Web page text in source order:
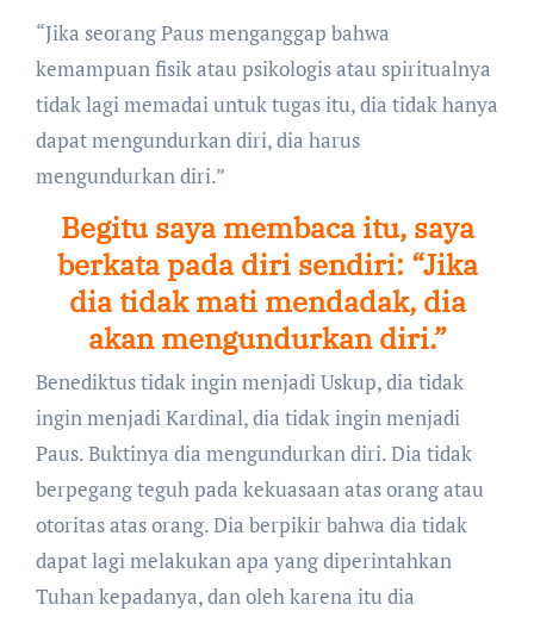
“Jika seorang Paus menganggap bahwa
kemampuan fisik atau psikologis atau spiritualnya
tidak lagi memadai untuk tugas itu, dia tidak hanya
dapat mengundurkan diri, dia harus
mengundurkan diri.”
Begitu saya membaca itu, saya
berkata pada diri sendiri: “Jika
dia tidak mati mendadak, dia
akan mengundurkan diri.”
Benediktus tidak ingin menjadi Uskup, dia tidak
ingin menjadi Kardinal, dia tidak ingin menjadi
Paus. Buktinya dia mengundurkan diri. Dia tidak
berpegang teguh pada kekuasaan atas orang atau
otoritas atas orang. Dia berpikir bahwa dia tidak
dapat lagi melakukan apa yang diperintahkan
Tuhan kepadanya, dan oleh karena itu dia